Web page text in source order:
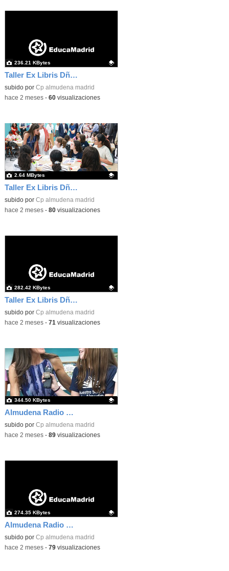
Taller Ex Libris Dña Letizia 02
Contenido educativo.
subido por Cp almudena madrid
236.21 KBytes
-hace 2 meses- 60visualizaciones
Taller Ex Libris Dña Letizia 01
Contenido educativo.
subido por Cp almudena madrid
2.64 MBytes
-hace 2 meses- 80visualizaciones
Taller Ex Libris Dña Letizia 04
Contenido educativo.
subido por Cp almudena madrid
282.42 KBytes
-hace 2 meses- 71 visualizaciones
Almudena Radio Dña Letizia 06
Contenido educativo.
subido por Cp almudena madrid
344.50 KBytes
-hace 2 meses- 89visualizaciones
Almudena Radio Dña Letizia 01
Contenido educativo.
subido por Cp almudena madrid
274.35 KBytes
-hace 2 meses- 79visualizaciones